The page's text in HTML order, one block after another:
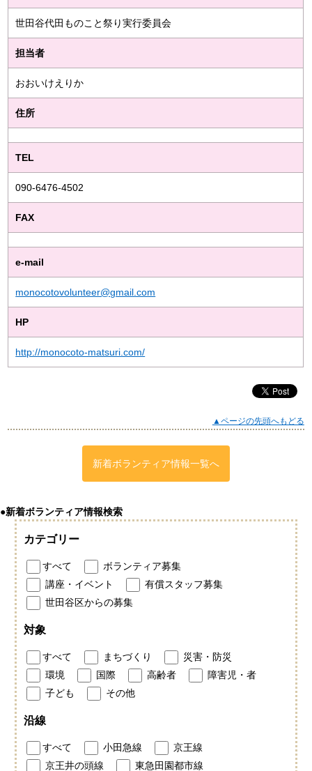
世田谷代田ものこと祭り実行委員会
担当者
おおいけえりか
住所
TEL
090-6476-4502
FAX
e-mail
monocotovolunteer@gmail.com
HP
http://monocoto-matsuri.com/
▲ページの先頭へもどる
新着ボランティア情報一覧へ
●新着ボランティア情報検索
カテゴリー
すべて
ボランティア募集
講座・イベント
有償スタッフ募集
世田谷区からの募集
対象
すべて まちづくり
災害・防災
環境
国際 高齢者
障害児・者
子ども
その他
沿線
すべて 小田急線
京王線
京王井の頭線
東急田園都市線